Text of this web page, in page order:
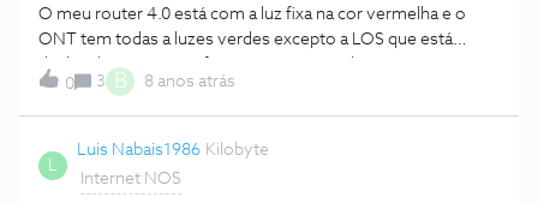
alguma forma de pagar mais ou algo do tipo para passar este
problema? Preciso mesmo estou a ter de usar dados
moveis para trabalhar e ja nao vai durar muitos mais.
Obrigado
O meu router 4.0 está com a luz fixa na cor vermelha e o
ONT tem todas a luzes verdes excepto a LOS que está
desligada. O que significa? Como se resolve? Já usei o
método desligar e voltar a ligar.
0 3 B 8 anos atrás
Luis Nabais1986 Kilobyte
Internet NOS